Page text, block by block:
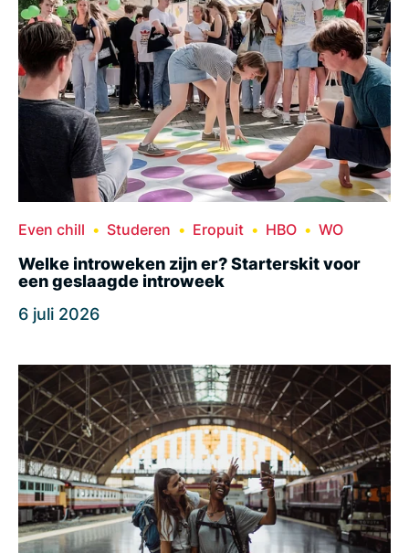
Even chill Studeren Eropuit HBO WO
Welke introweken zijn er? Starterskit voor
een geslaagde introweek
6 juli 2026